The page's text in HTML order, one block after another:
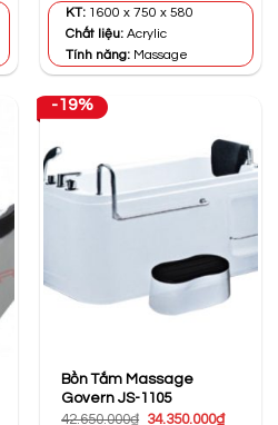
58.650.000₫.
KT: 1600 x 750 x 580
Chất liệu: Acrylic
Tính năng: Massage
-19%
Bồn Tắm Massage
Govern JS-1105
42.650.000₫ Giá
34.350.000₫Giá